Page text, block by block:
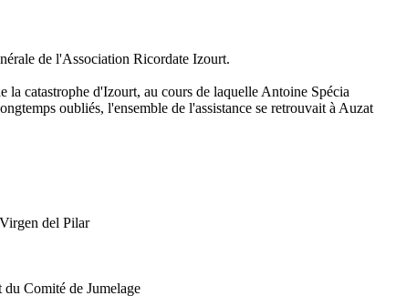
de l'Association Ricordate Izourt.
la catastrophe d'Izourt, au cours de laquelle Antoine Spécia
oubliés, l'ensemble de l'assistance se retrouvait à Auzat
del Pilar
Comité de Jumelage